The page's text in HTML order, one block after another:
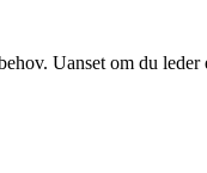
Uanset om du leder